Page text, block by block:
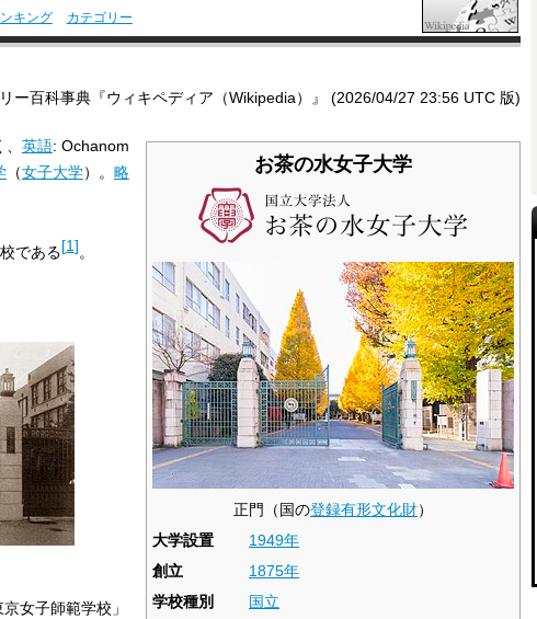
キング カテゴリー
ー百科事典『ウィキペディア（Wikipedia）』 (2026/04/27 23:56 UTC 版)
お茶の水女子大学
正門（国の登録有形文化財）
大学設置
1949年
創立
1875年
学校種別
国立
英語: Ochanom
（女子大学）。 略
である[1]。
女子師範学校」